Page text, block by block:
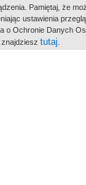
Pamiętaj, że
ustawienia
o Ochronie Danych
tutaj